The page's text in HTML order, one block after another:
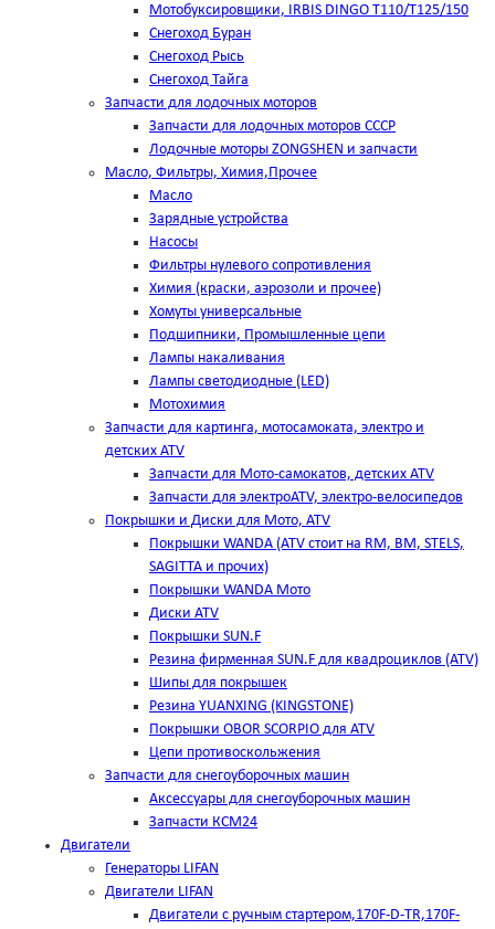
Мотобуксировщики, IRBIS DINGO Т110/Т125/150
Снегоход Буран
Снегоход Рысь
Снегоход Тайга
Запчасти для лодочных моторов
Запчасти для лодочных моторов СССР
Лодочные моторы ZONGSHEN и запчасти
Масло, Фильтры, Химия,Прочее
Масло
Зарядные устройства
Насосы
Фильтры нулевого сопротивления
Химия (краски, аэрозоли и прочее)
Хомуты универсальные
Подшипники, Промышленные цепи
Лампы накаливания
Лампы светодиодные (LED)
Мотохимия
Запчасти для картинга, мотосамоката, электро и
детских ATV
Запчасти для Мото-самокатов, детских ATV
Запчасти для электроATV, электро-велосипедов
Покрышки и Диски для Мото, ATV
Покрышки WANDA (АТV стоит на RM, BM, STELS,
SAGITTA и прочих)
Покрышки WANDA Мото
Диски ATV
Покрышки SUN.F
Резина фирменная SUN.F для квадроциклов (АТV)
Шипы для покрышек
Резина YUANXING (KINGSTONE)
Покрышки OBOR SCORPIO для ATV
Цепи противоскольжения
Запчасти для снегоуборочных машин
Аксессуары для снегоуборочных машин
Запчасти КСМ24
Двигатели
Генераторы LIFAN
Двигатели LIFAN
Двигатели с ручным стартером,170F-D-TR,170F-